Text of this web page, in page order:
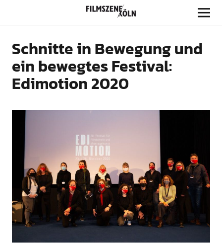
Filmszene Köln
Schnitte in Bewegung und
ein bewegtes Festival:
Edimotion 2020